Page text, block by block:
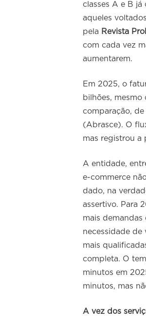
classes A e B
aqueles
pela Revista
com cada vez
aumentarem.
Em 2025, o
bilhões, mesmo
comparação,
(Abrasce). O
mas registrou a
A entidade,
e-commerce
dado, na
assertivo. Para
mais demandas
necessidade de
mais
completa. O
minutos em
minutos, mas
A vez dos